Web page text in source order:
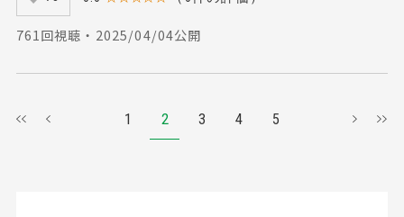
761回視聴 ・ 2025/04/04公開
1 2 3 4 5